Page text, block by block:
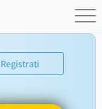
Registrati